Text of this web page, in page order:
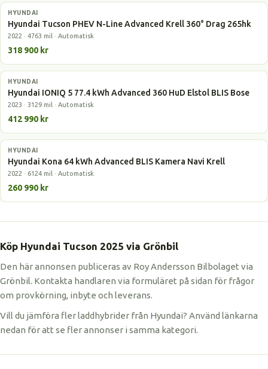
Laddhybrid
HYUNDAI
Hyundai Tucson PHEV N-Line Advanced Krell 360° Drag 265hk
2022 · 4763 mil · Automatisk
318 900 kr
Elbil
HYUNDAI
Hyundai IONIQ 5 77.4 kWh Advanced 360 HuD Elstol BLIS Bose
2023 · 3129 mil · Automatisk
412 990 kr
Elbil
HYUNDAI
Hyundai Kona 64 kWh Advanced BLIS Kamera Navi Krell
2022 · 6124 mil · Automatisk
260 990 kr
Köp Hyundai Tucson 2025 via Grönbil
Den här annonsen publiceras av Roy Andersson Bilbolaget via
Grönbil. Kontakta handlaren via formuläret på sidan för frågor
om provkörning, inbyte och leverans.
Vill du jämföra fler laddhybrider från Hyundai? Använd länkarna
nedan för att se fler annonser i samma kategori.